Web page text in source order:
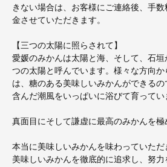
きない場合は、お客様にご連絡後、手
金させていただきます。
【三つの太陽に照らされて】
愛媛のみかんは太陽と海、そして、石
つの太陽と呼んでいます。様々な方向
は、糖のある美味しいみかんができる
含んだ潮風をいっぱいに浴びて育ってい
真面目にそして謙虚に最高のみかんを極
本当に美味しいみかんを味わっていただ
美味しいみかんを徹底的に追求し、努力